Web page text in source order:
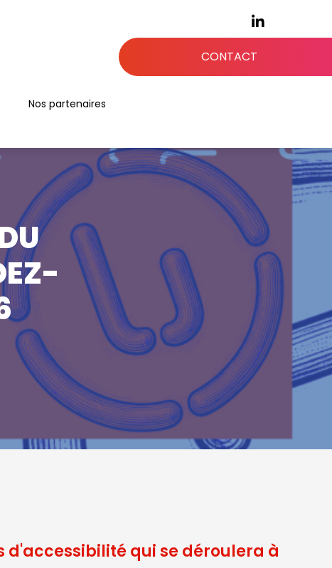
CONTACT
Nos partenaires
d'accessibilité qui se déroulera à